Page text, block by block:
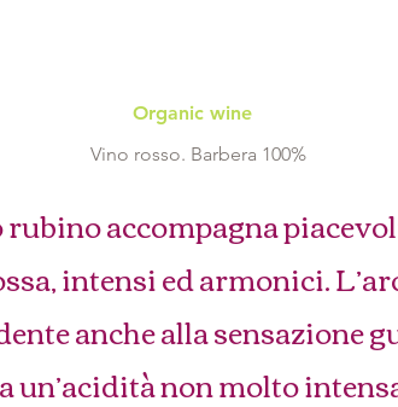
Organic wine
Vino rosso. Barbera 100%
rubino accompagna
intensi ed armonici.
anche alla sensazione
un’acidità non molto